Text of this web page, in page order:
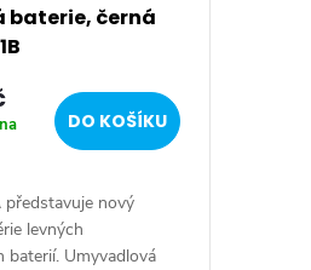
baterie, černá
DO KOŠÍKU
představuje nový
levných
baterií. Umyvadlová